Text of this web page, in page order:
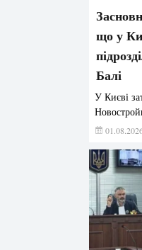
що у
Балі
У Києві